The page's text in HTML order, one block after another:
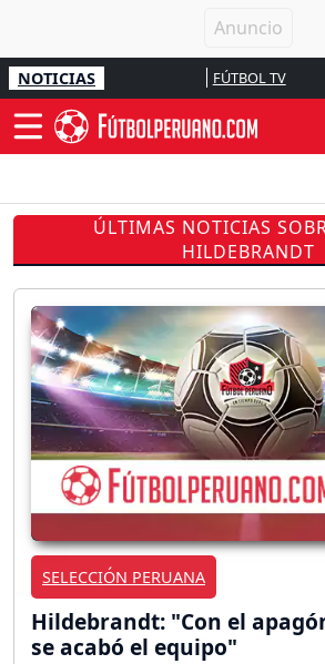
NOTICIAS FÚTBOL TV
ÚLTIMAS NOTICIAS
HILDEBRANDT
SELECCIÓN PERUANA
Hildebrandt: "Con el
se acabó el equipo"